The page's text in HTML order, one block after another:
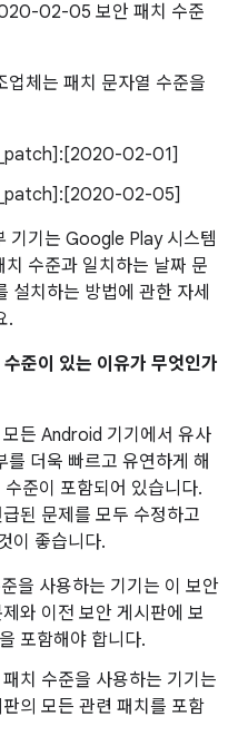
02-05 보안 패치 수준
업체는 패치 문자열 수준을
02-01]
02-05]
기기는 Google Play 시스템
수준과 일치하는 날짜 문
설치하는 방법에 관한 자세
.
준이 있는 이유가 무엇인가
든 Android 기기에서 유사
더욱 빠르고 유연하게 해
준이 포함되어 있습니다.
된 문제를 모두 수정하고
이 좋습니다.
을 사용하는 기기는 이 보안
와 이전 보안 게시판에 보
포함해야 합니다.
치 수준을 사용하는 기기는
의 모든 관련 패치를 포함